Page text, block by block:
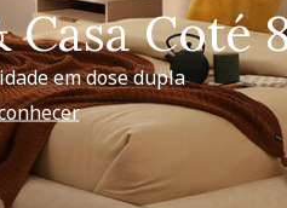
Coté
em dose dupla